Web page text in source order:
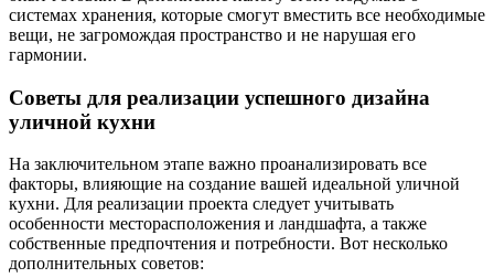
системах хранения, которые смогут вместить все необходимые
вещи, не загромождая пространство и не нарушая его
гармонии.
Советы для реализации успешного дизайна
уличной кухни
На заключительном этапе важно проанализировать все
факторы, влияющие на создание вашей идеальной уличной
кухни. Для реализации проекта следует учитывать
особенности месторасположения и ландшафта, а также
собственные предпочтения и потребности. Вот несколько
дополнительных советов: